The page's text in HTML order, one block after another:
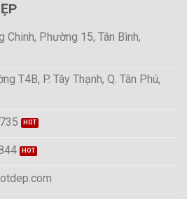
Phường 15, Tân Bình,
T4B, P. Tây Thạnh, Q. Tân Phú,